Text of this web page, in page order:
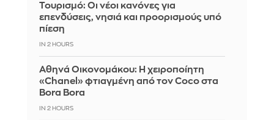
Τουρισμό: Οι νέοι κανόνες για
επενδύσεις, νησιά και προορισμούς υπό
πίεση
IN 2 HOURS
Αθηνά Οικονομάκου: Η χειροποίητη
«Chanel» φτιαγμένη από τον Coco στα
Bora Bora
IN 2 HOURS